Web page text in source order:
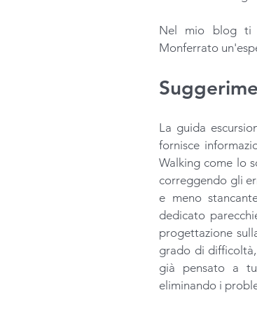
Nel mio blog ti
Monferrato
La guida
fornisce
Walking come lo
correggendo gli
e meno
dedicato
progettazione
grado di
già pensato a
eliminando i